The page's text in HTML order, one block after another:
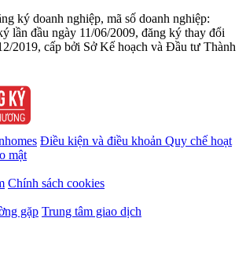
ký doanh nghiệp, mã số doanh nghiệp:
lần đầu ngày 11/06/2009, đăng ký thay đổi
2019, cấp bởi Sở Kế hoạch và Đầu tư Thành
Điều kiện và điều khoản Quy chế hoạt
mật
Chính sách cookies
gặp Trung tâm giao dịch